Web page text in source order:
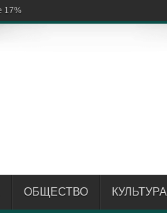
17%
ОБЩЕСТВО КУЛЬТУРА